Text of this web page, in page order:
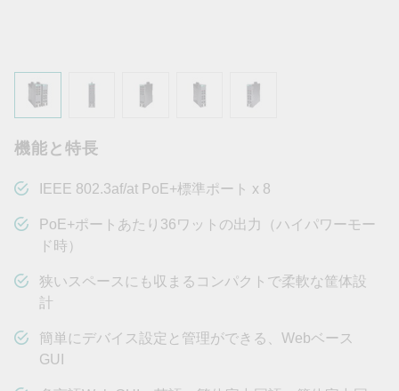
機能と特長
IEEE 802.3af/at PoE+標準ポート x 8
PoE+ポートあたり36ワットの出力（ハイパワーモー
ド時）
狭いスペースにも収まるコンパクトで柔軟な筐体設
計
簡単にデバイス設定と管理ができる、Webベース
GUI